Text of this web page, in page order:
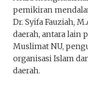
pemikiran
Dr. Syifa Fauziah,
daerah, antara lain
Muslimat NU,
organisasi Islam
daerah.